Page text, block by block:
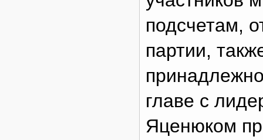
подсчетам,
партии,
главе с
Яценюком